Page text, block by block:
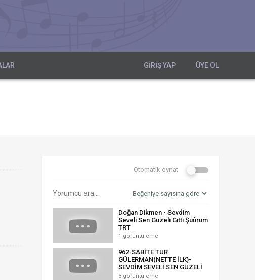
GIRIŞ YAP ÜYE OL
Otomatik oynat
Doğan Dikmen - Sevdim
Seveli Sen Güzeli Gitti Şuûrum
TRT
1 görüntüleme
962-SABİTE TUR
GÜLERMAN(NETTE İLK)-
SEVDİM SEVELİ SEN GÜZELİ
GİTTİ ŞUURUM
3 görüntüleme